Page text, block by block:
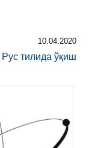
10.04.2020
Рус тилида ўқиш